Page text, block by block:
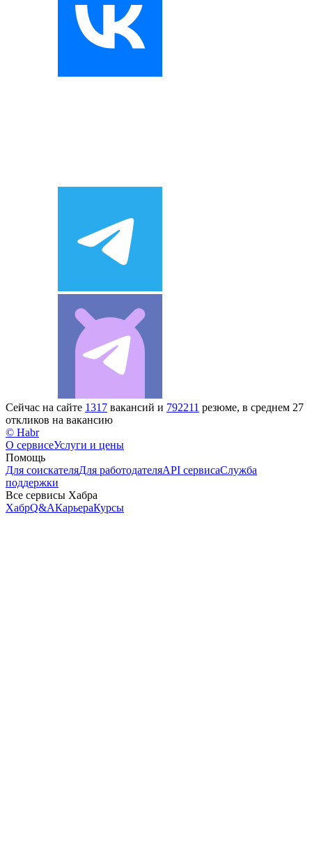
Сейчас на сайте 1317 вакансий и 792211 резюме, в среднем 27
откликов на вакансию
© Habr
О сервисеУслуги и цены
Помощь
Для соискателяДля работодателяAPI сервисаСлужба
поддержки
Все сервисы Хабра
ХабрQ&AКарьераКурсы